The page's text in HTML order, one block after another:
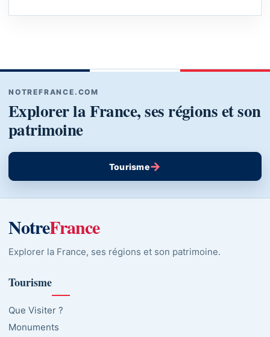
NOTREFRANCE.COM
Explorer la France, ses régions et son
patrimoine
Tourisme→
NotreFrance
Explorer la France, ses régions et son patrimoine.
Tourisme
Que Visiter ?
Monuments